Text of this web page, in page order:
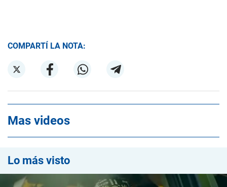
COMPARTÍ LA NOTA:
Mas videos
Lo más visto